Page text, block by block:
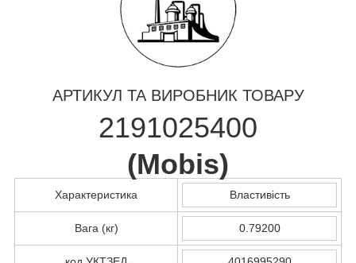
АРТИКУЛ ТА ВИРОБНИК ТОВАРУ
2191025400
(Mobis)
Характеристика Властивість
Вага (кг) 0.79200